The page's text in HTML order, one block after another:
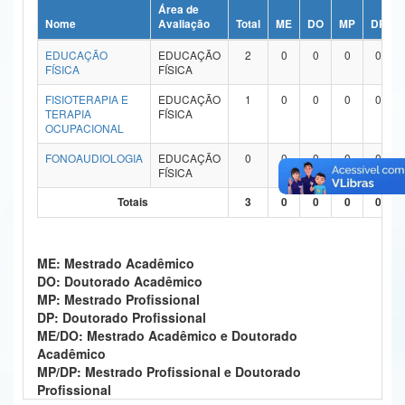
Ministério da Ciência, Tecnologia, Inovações e Comunicações
Ministério do Meio Ambiente
Ministério do Turismo
Ministério do Desenvolvimento Regional
Controladoria-Geral da União
Ministério da Mulher, da Família e dos Direitos Humanos
Secretaria de Governo
Gabinete de Segurança Institucional
Advocacia-Geral da União
Banco Central do Brasil
Nome
Área de
Avaliação
Total ME DO MP DP
EDUCAÇÃO
FÍSICA
EDUCAÇÃO
FÍSICA
2 0 0 0 0
FISIOTERAPIA E
TERAPIA
OCUPACIONAL
EDUCAÇÃO
FÍSICA
1 0 0 0 0
FONOAUDIOLOGIA
EDUCAÇÃO
FÍSICA
0 0 0 0 0
Totais 3 0 0 0 0
ME: Mestrado Acadêmico
DO: Doutorado Acadêmico
MP: Mestrado Profissional
DP: Doutorado Profissional
ME/DO: Mestrado Acadêmico e Doutorado
Acadêmico
MP/DP: Mestrado Profissional e Doutorado
Profissional